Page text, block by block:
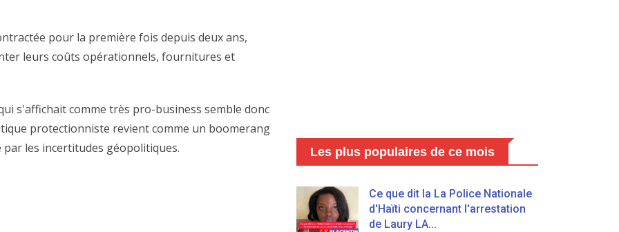
pour la première fois depuis deux ans,
leurs coûts opérationnels, fournitures et
s'affichait comme très pro-business semble donc
protectionniste revient comme un boomerang
les incertitudes géopolitiques.
Les plus populaires de ce mois
Ce que dit la La Police Nationale
d'Haïti concernant l'arrestation
de Laury LA...